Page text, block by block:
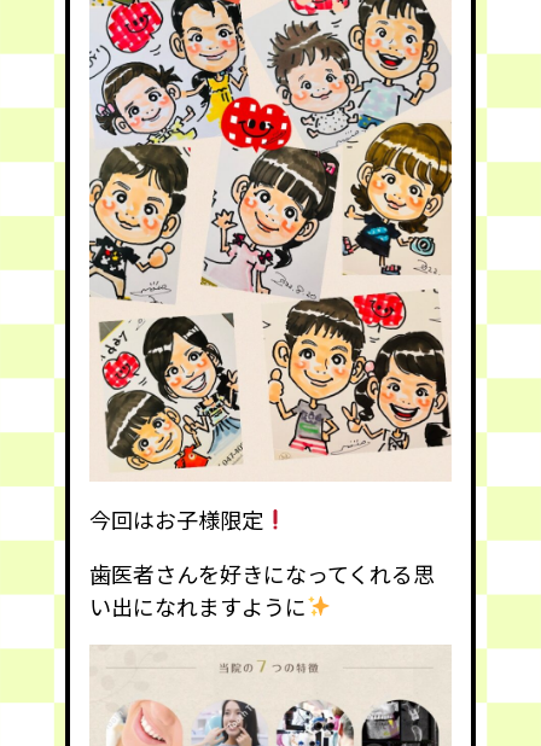
今回はお子様限定
歯医者さんを好きになってくれる思
い出になれますように